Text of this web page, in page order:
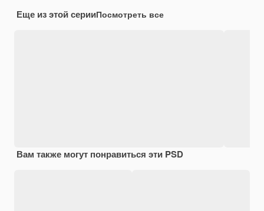
Еще из этой серииПосмотреть все
Вам также могут понравиться эти PSD